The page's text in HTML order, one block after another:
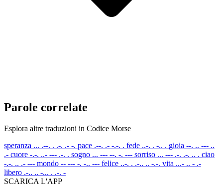
Parole correlate
Esplora altre traduzioni in Codice Morse
speranza ... .--. . .-. .- -. pace .--. .- -.-. . fede ..-. . -.. . gioia --. .. --- ..
.- cuore -.-. ..- --- .-. . sogno ... --- --. -. --- sorriso ... --- .-. .-. .. . ciao
-.-. .. .- --- mondo -- --- -. -.. --- felice ..-. . .-.. .. -.-. vita ...- .. - .-
libero .-.. .. -... . .-. -
SCARICA L'APP